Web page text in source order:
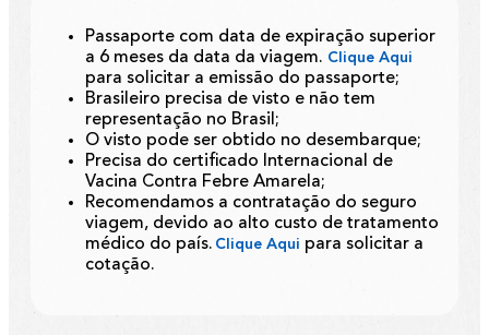
Passaporte com data de expiração superior
a 6 meses da data da viagem. Clique Aqui
para solicitar a emissão do passaporte;
Brasileiro precisa de visto e não tem
representação no Brasil;
O visto pode ser obtido no desembarque;
Precisa do certificado Internacional de
Vacina Contra Febre Amarela;
Recomendamos a contratação do seguro
viagem, devido ao alto custo de tratamento
médico do país. Clique Aqui para solicitar a
cotação.